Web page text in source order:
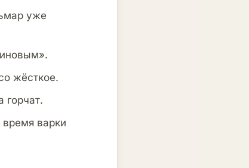
уже
жёсткое.
горчат.
время варки